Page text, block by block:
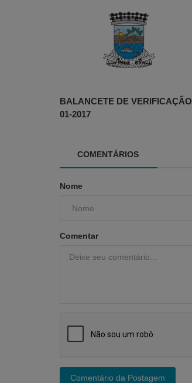
BALANCETE DE VERIFICAÇÃO
01-2017
COMENTÁRIOS
Nome
Comentar
Comentário da Postagem